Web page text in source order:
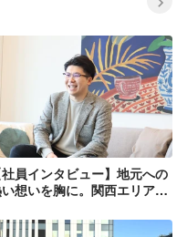
社員インタビュー】地元への
想いを胸に。関西エリアに
る、HELLO CYCLINGで街